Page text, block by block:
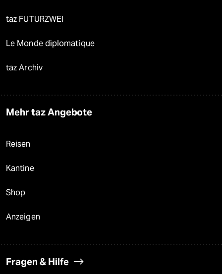
taz FUTURZWEI
Le Monde diplomatique
taz Archiv
Mehr taz Angebote
Reisen
Kantine
Shop
Anzeigen
Fragen & Hilfe